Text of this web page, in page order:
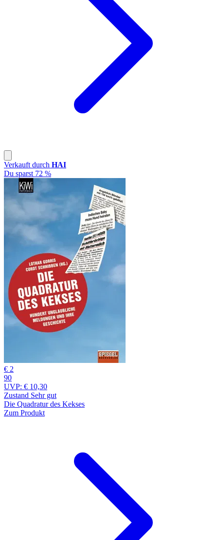
Verkauft durch HAI
Du sparst 72 %
€ 2
90
UVP: € 10,30
Zustand Sehr gut
Die Quadratur des Kekses
Zum Produkt